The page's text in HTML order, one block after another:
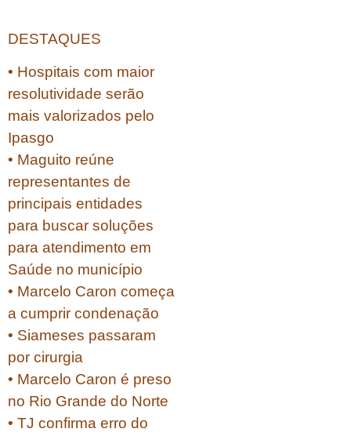
DESTAQUES
• Hospitais com maior
resolutividade serão
mais valorizados pelo
Ipasgo
• Maguito reúne
representantes de
principais entidades
para buscar soluções
para atendimento em
Saúde no município
• Marcelo Caron começa
a cumprir condenação
• Siameses passaram
por cirurgia
• Marcelo Caron é preso
no Rio Grande do Norte
• TJ confirma erro do